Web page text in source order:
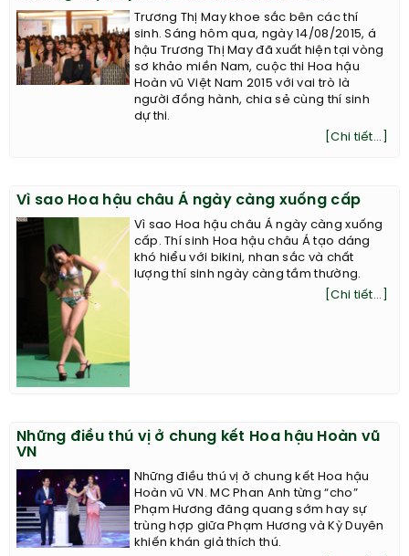
Trương Thị May khoe sắc bên các thí
sinh. Sáng hôm qua, ngày 14/08/2015, á
hậu Trương Thị May đã xuất hiện tại vòng
sơ khảo miền Nam, cuộc thi Hoa hậu
Hoàn vũ Việt Nam 2015 với vai trò là
người đồng hành, chia sẻ cùng thí sinh
dự thi.
[Chi tiết...]
Vì sao Hoa hậu châu Á ngày càng xuống cấp
Vì sao Hoa hậu châu Á ngày càng xuống
cấp. Thí sinh Hoa hậu châu Á tạo dáng
khó hiểu với bikini, nhan sắc và chất
lượng thí sinh ngày càng tầm thường.
[Chi tiết...]
Những điều thú vị ở chung kết Hoa hậu Hoàn vũ
VN
Những điều thú vị ở chung kết Hoa hậu
Hoàn vũ VN. MC Phan Anh từng “cho”
Phạm Hương đăng quang sớm hay sự
trùng hợp giữa Phạm Hương và Kỳ Duyên
khiến khán giả thích thú.